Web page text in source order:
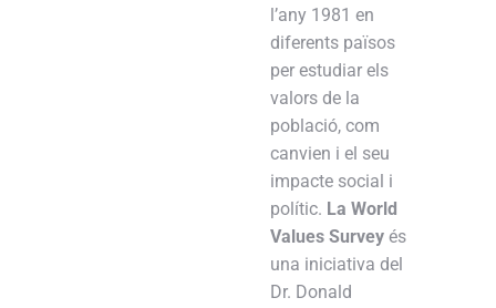
l’any 1981 en
diferents països
per estudiar els
valors de la
població, com
canvien i el seu
impacte social i
polític. La World
Values Survey és
una iniciativa del
Dr. Donald